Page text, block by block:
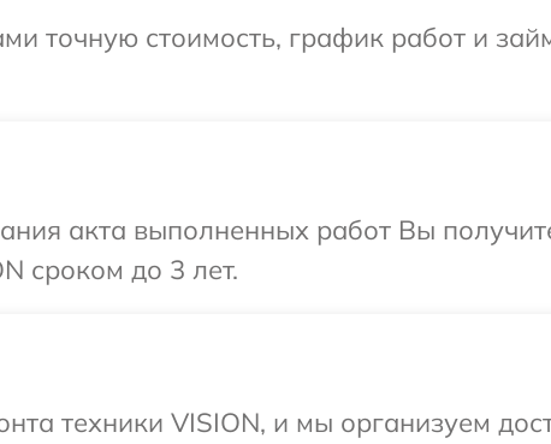
точную стоимость, график работ и
акта выполненных работ Вы
сроком до 3 лет.
техники VISION, и мы организуем